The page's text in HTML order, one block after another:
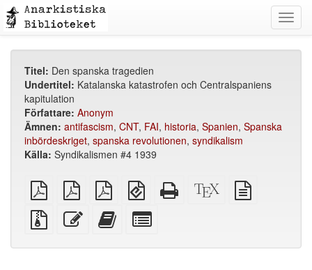
Titel: Den spanska tragedien
Undertitel: Katalanska katastrofen och Centralspaniens
kapitulation
Författare: Anonym
Ämnen: antifascism, CNT, FAI, historia, Spanien, Spanska
inbördeskriget, spanska revolutionen, syndikalism
Källa: Syndikalismen #4 1939
plain
PDF
A4
imposed
PDF
Letter
imposed
PDF
EPUB
(för
mobila
enheter)
Fristående
HTML
XeLaTeX
källa
Källfiler
med
Redigera
denna
Lägg
text
for